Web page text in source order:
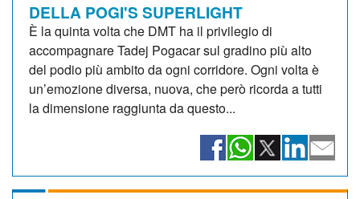
DELLA POGI'S SUPERLIGHT
È la quinta volta che DMT ha il privilegio di
accompagnare Tadej Pogacar sul gradino più alto
del podio più ambito da ogni corridore. Ogni volta è
un’emozione diversa, nuova, che però ricorda a tutti
la dimensione raggiunta da questo...